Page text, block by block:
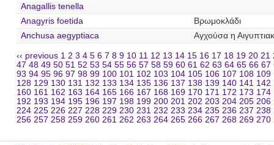
Anagallis tenella
Anagyris foetida
Βρωμοκλάδι
Anchusa aegyptiaca
Αγχούσα η
‹‹ previous 1 2 3 4 5 6 7 8 9 10 11 12 13 14 15 16 17 18 19 20 21
47 48 49 50 51 52 53 54 55 56 57 58 59 60 61 62 63 64 65 66 67
93 94 95 96 97 98 99 100 101 102 103 104 105 106 107 108 109
128 129 130 131 132 133 134 135 136 137 138 139 140 141 142
160 161 162 163 164 165 166 167 168 169 170 171 172 173 174
192 193 194 195 196 197 198 199 200 201 202 203 204 205 206
224 225 226 227 228 229 230 231 232 233 234 235 236 237 238
256 257 258 259 260 261 262 263 264 265 266 267 268 269 270